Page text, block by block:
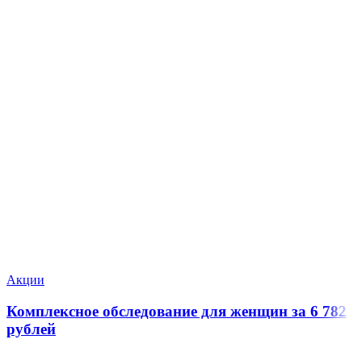
Акции
Комплексное обследование для женщин за 6 782
рублей